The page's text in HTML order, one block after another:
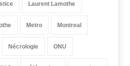
Laurent Lamothe
Metro Montreal
Nécrologie ONU